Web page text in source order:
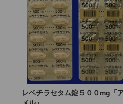
レベチラセタム錠５００mg「